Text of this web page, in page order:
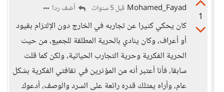
1
Mohamed_Fayad قبل 5 سنوات أضف ردا
كان يحكي كثيرا عن تجاربه في الخارج دون الإلتزام بقيود
أو أعراف، وكان ينادي بالحرية المطلقة للجميع، من حيث
الحرية الفكرية وحرية التجارب الحياتية، ولكن كما قلت
سابقا، فأنا أعتبر أنه من المؤثرين في ثقافتي الفكرية بشكل
عام، وأراه يمتلك قدره رائعة على السرد والوصف، أدعوك